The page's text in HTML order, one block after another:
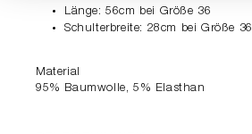
Länge: 56cm bei Größe 36
Schulterbreite: 28cm bei Größe 36
Material
95% Baumwolle, 5% Elasthan